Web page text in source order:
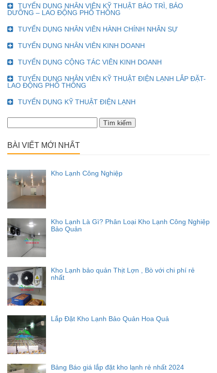
TUYỂN DỤNG NHÂN VIÊN KỸ THUẬT BẢO TRÌ, BẢO
DƯỠNG – LAO ĐỘNG PHỔ THÔNG
TUYỂN DỤNG NHÂN VIÊN HÀNH CHÍNH NHÂN SỰ
TUYỂN DỤNG NHÂN VIÊN KINH DOANH
TUYỂN DỤNG CỘNG TÁC VIÊN KINH DOANH
TUYỂN DỤNG NHÂN VIÊN KỸ THUẬT ĐIỆN LẠNH LẮP ĐẶT-
LAO ĐỘNG PHỔ THÔNG
TUYỂN DỤNG KỸ THUẬT ĐIỆN LẠNH
kiếm
BÀI VIẾT MỚI NHẤT
Kho Lạnh Công Nghiệp
Kho Lạnh Là Gì? Phân Loại Kho Lạnh Công Nghiệp
Bảo Quản
Kho Lạnh bảo quản Thịt Lợn , Bò với chi phí rẻ
nhất
Lắp Đặt Kho Lạnh Bảo Quản Hoa Quả
Bảng Báo giá lắp đặt kho lạnh rẻ nhất 2024